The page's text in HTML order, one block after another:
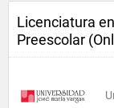
Licenciatura
Preescolar